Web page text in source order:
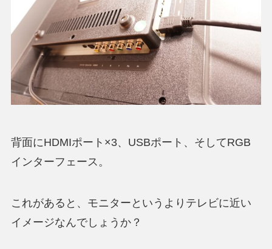
背面にHDMIポート×3、USBポート、そしてRGB
インターフェース。
これがあると、モニターというよりテレビに近い
イメージなんでしょうか？